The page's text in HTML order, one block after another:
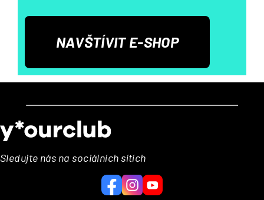
NAVŠTÍVIT E-SHOP
á
p
a
Sledujte nás na sociálních sítích